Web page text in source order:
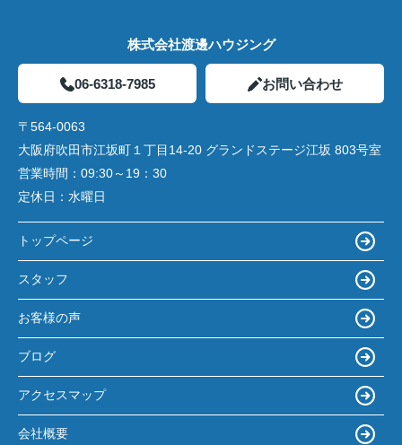
株式会社渡邊ハウジング
06-6318-7985 お問い合わせ
〒564-0063
大阪府吹田市江坂町１丁目14‐20 グランドステージ江坂 803号室
営業時間： 09:30～19：30
定休日： 水曜日
トップページ
スタッフ
お客様の声
ブログ
アクセスマップ
会社概要